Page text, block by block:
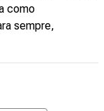
como
sempre,